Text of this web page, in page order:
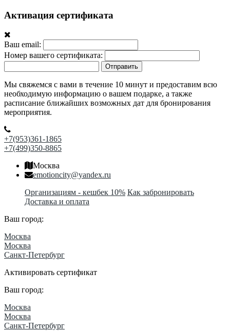
Активация сертификата
Ваш email:
Номер вашего сертификата:
Отправить
Мы свяжемся с вами в течение 10 минут и предоставим всю
необходимую информацию о вашем подарке, а также
расписание ближайших возможных дат для бронирования
мероприятия.
+7(953)361-1865
+7(499)350-8865
Москва
emotioncity@yandex.ru
Организациям - кешбек 10% Как забронировать
Доставка и оплата
Ваш город:
Москва
Москва
Санкт-Петербург
Активировать сертификат
Ваш город:
Москва
Москва
Санкт-Петербург